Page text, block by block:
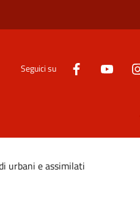
Seguici su
urbani e assimilati